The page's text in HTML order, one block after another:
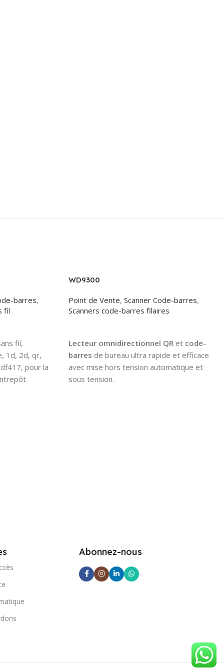
barres,
fil
fil,
1d, 2d, qr,
pour la
WD9300
Point de Vente, Scanner Code-barres,
Scanners code-barres filaires
Lecteur omnidirectionnel QR et code-
barres de bureau ultra rapide et efficace
avec mise hors tension automatique et
sous tension.
Abonnez-nous